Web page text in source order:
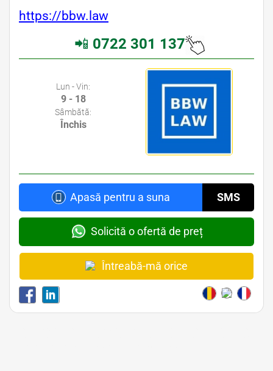
https://bbw.law
📲 0722 301 137
Lun - Vin:
9 - 18
Sâmbătă:
Închis
Apasă pentru a suna SMS
Solicită o ofertă de preț
Întreabă-mă orice